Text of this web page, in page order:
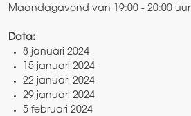
Maandagavond van 19:00 - 20:00 uur
Data:
8 januari 2024
15 januari 2024
22 januari 2024
29 januari 2024
5 februari 2024